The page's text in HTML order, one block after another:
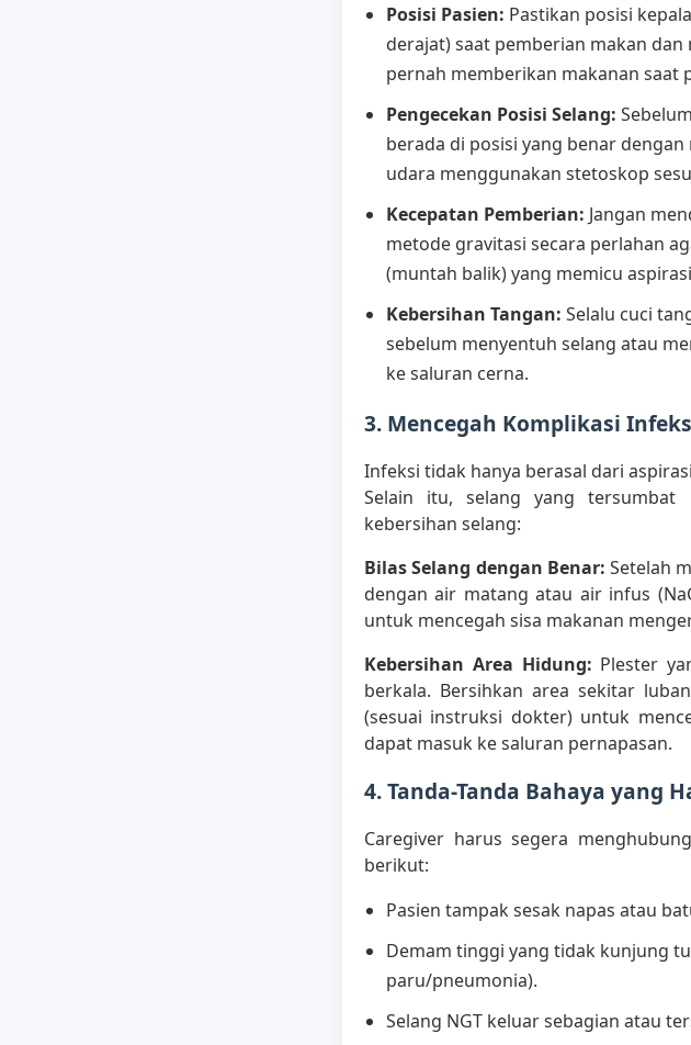
Posisi Pasien: Pastikan posisi
derajat) saat pemberian makan dan
pernah memberikan makanan saat
Pengecekan Posisi Selang:
berada di posisi yang benar
udara menggunakan stetoskop
Kecepatan Pemberian: Jangan
metode gravitasi secara perlahan
(muntah balik) yang memicu
Kebersihan Tangan: Selalu cuci
sebelum menyentuh selang atau
ke saluran cerna.
3. Mencegah Komplikasi
Infeksi tidak hanya berasal dari
Selain itu, selang yang
kebersihan selang:
Bilas Selang dengan Benar: Setelah
dengan air matang atau air infus
untuk mencegah sisa makanan
Kebersihan Area Hidung: Plester
berkala. Bersihkan area sekitar
(sesuai instruksi dokter) untuk
dapat masuk ke saluran pernapasan.
4. Tanda-Tanda Bahaya yang
Caregiver harus segera
berikut:
Pasien tampak sesak napas atau
Demam tinggi yang tidak kunjung
paru/pneumonia).
Selang NGT keluar sebagian atau